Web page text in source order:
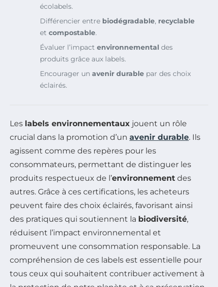
écolabels.
Différencier entre biodégradable, recyclable
et compostable.
Évaluer l’impact environnemental des
produits grâce aux labels.
Encourager un avenir durable par des choix
éclairés.
Les labels environnementaux jouent un rôle
crucial dans la promotion d’un avenir durable. Ils
agissent comme des repères pour les
consommateurs, permettant de distinguer les
produits respectueux de l’environnement des
autres. Grâce à ces certifications, les acheteurs
peuvent faire des choix éclairés, favorisant ainsi
des pratiques qui soutiennent la biodiversité,
réduisent l’impact environnemental et
promeuvent une consommation responsable. La
compréhension de ces labels est essentielle pour
tous ceux qui souhaitent contribuer activement à